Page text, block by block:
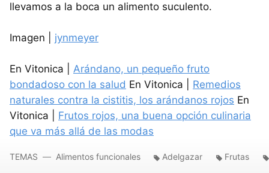
llevamos a la boca un alimento suculento.
Imagen | jynmeyer
En Vitonica | Arándano, un pequeño fruto
bondadoso con la salud En Vitonica | Remedios
naturales contra la cistitis, los arándanos rojos En
Vitonica | Frutos rojos, una buena opción culinaria
que va más allá de las modas
TEMAS Alimentos funcionales Adelgazar Frutas